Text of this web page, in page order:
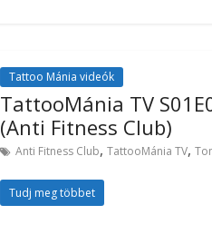
Tattoo Mánia videók
TattooMánia TV
(Anti Fitness Club)
Anti Fitness Club, TattooMánia TV,
Tudj meg többet